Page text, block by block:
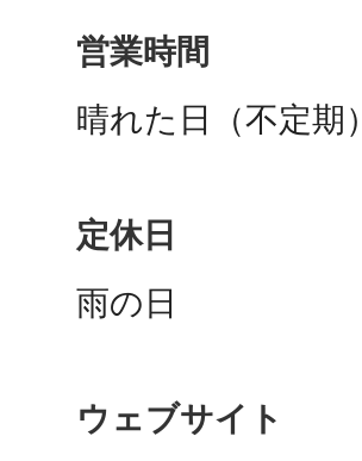
営業時間
晴れた日（不定期）
定休日
雨の日
ウェブサイト